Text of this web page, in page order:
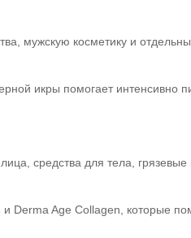
мужскую косметику и
икры помогает интенсивно
средства для тела,
Derma Age Collagen, которые